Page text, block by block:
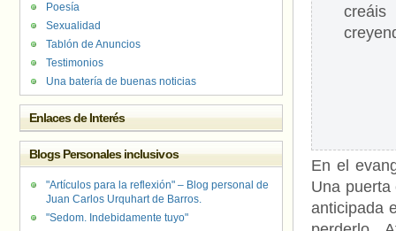
En el
Una
anticipada
Poesía
Sexualidad
Tablón de Anuncios
Testimonios
Una batería de buenas noticias
Enlaces de Interés
Blogs Personales inclusivos
"Artículos para la reflexión" – Blog personal de
Juan Carlos Urquhart de Barros.
"Sedom. Indebidamente tuyo"